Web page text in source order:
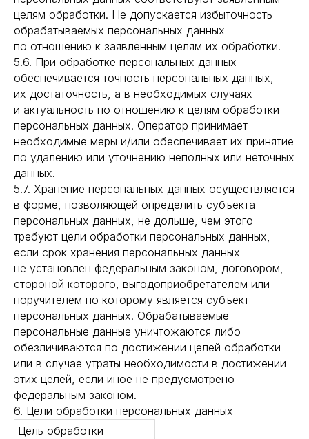
целям обработки. Не допускается избыточность
обрабатываемых персональных данных
по отношению к заявленным целям их обработки.
5.6. При обработке персональных данных
обеспечивается точность персональных данных,
их достаточность, а в необходимых случаях
и актуальность по отношению к целям обработки
персональных данных. Оператор принимает
необходимые меры и/или обеспечивает их принятие
по удалению или уточнению неполных или неточных
данных.
5.7. Хранение персональных данных осуществляется
в форме, позволяющей определить субъекта
персональных данных, не дольше, чем этого
требуют цели обработки персональных данных,
если срок хранения персональных данных
не установлен федеральным законом, договором,
стороной которого, выгодоприобретателем или
поручителем по которому является субъект
персональных данных. Обрабатываемые
персональные данные уничтожаются либо
обезличиваются по достижении целей обработки
или в случае утраты необходимости в достижении
этих целей, если иное не предусмотрено
федеральным законом.
6. Цели обработки персональных данных
Цель обработки